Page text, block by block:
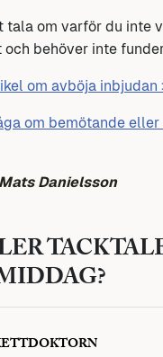
tala om varför du inte
behöver inte
om avböja inbjudan
om bemötande
Danielsson